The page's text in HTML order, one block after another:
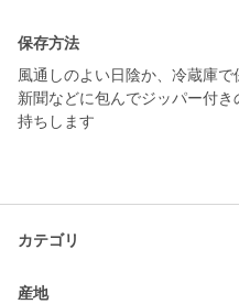
保存方法
風通しのよい日陰か、冷蔵庫で
新聞などに包んでジッパー付
持ちします
カテゴリ
産地